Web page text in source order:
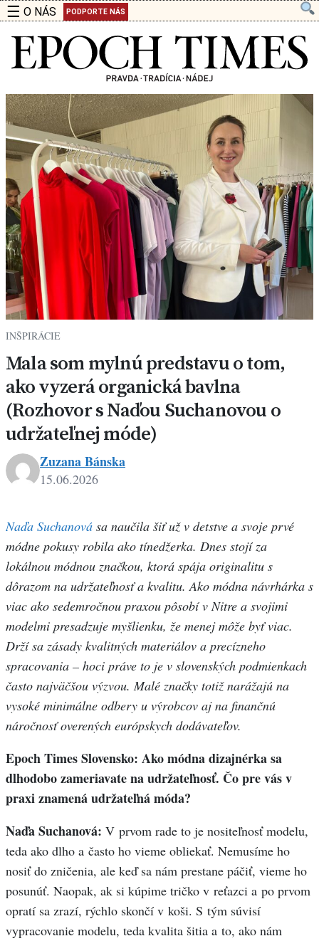
☰ O NÁS PODPORTE NÁS
INŠPIRÁCIE
Mala som mylnú predstavu o tom,
ako vyzerá organická bavlna
(Rozhovor s Naďou Suchanovou o
udržateľnej móde)
Zuzana Bánska
15.06.2026
Naďa Suchanová sa naučila šiť už v detstve a svoje prvé
módne pokusy robila ako tínedžerka. Dnes stojí za
lokálnou módnou značkou, ktorá spája originalitu s
dôrazom na udržateľnosť a kvalitu. Ako módna návrhárka s
viac ako sedemročnou praxou pôsobí v Nitre a svojimi
modelmi presadzuje myšlienku, že menej môže byť viac.
Drží sa zásady kvalitných materiálov a precízneho
spracovania – hoci práve to je v slovenských podmienkach
často najväčšou výzvou. Malé značky totiž narážajú na
vysoké minimálne odbery u výrobcov aj na finančnú
náročnosť overených európskych dodávateľov.
Epoch Times Slovensko: Ako módna dizajnérka sa
dlhodobo zameriavate na udržateľnosť. Čo pre vás v
praxi znamená udržateľná móda?
Naďa Suchanová: V prvom rade to je nositeľnosť modelu,
teda ako dlho a často ho vieme obliekať. Nemusíme ho
nosiť do zničenia, ale keď sa nám prestane páčiť, vieme ho
posunúť. Naopak, ak si kúpime tričko v reťazci a po prvom
opratí sa zrazí, rýchlo skončí v koši. S tým súvisí
vypracovanie modelu, teda kvalita šitia a to, ako nám